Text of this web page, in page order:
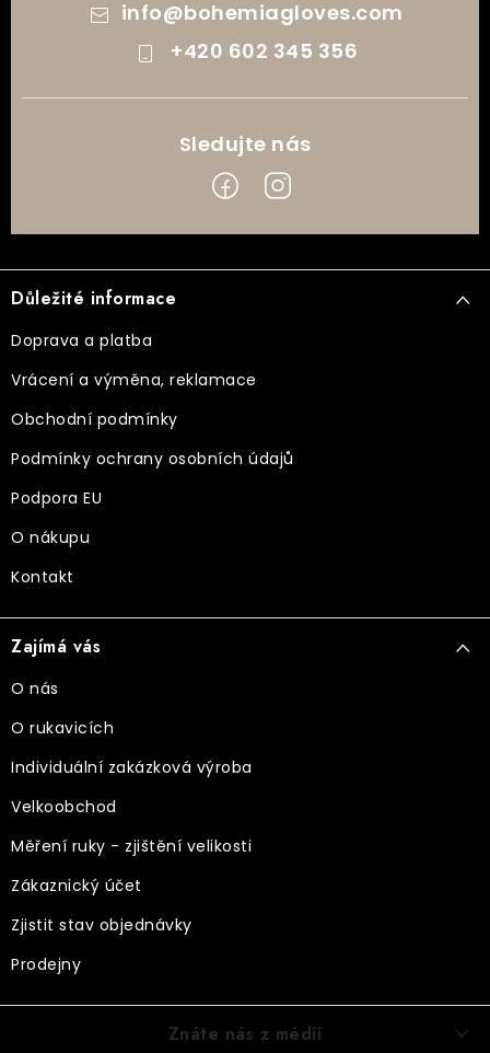
info@bohemiagloves.com
+420 602 345 356
á
p
a
Důležité informace
Doprava a platba
Vrácení a výměna, reklamace
Obchodní podmínky
Podmínky ochrany osobních údajů
Podpora EU
O nákupu
Kontakt
Zajímá vás
O nás
O rukavicích
Individuální zakázková výroba
Velkoobchod
Měření ruky - zjištění velikosti
Zákaznický účet
Zjistit stav objednávky
Prodejny
Znáte nás z médií